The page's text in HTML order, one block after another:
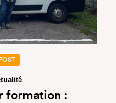
POST
formation :